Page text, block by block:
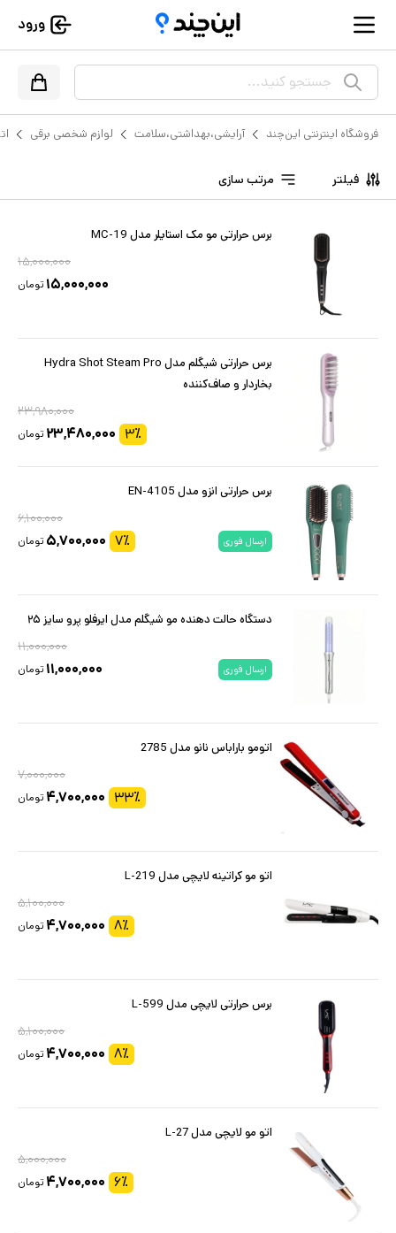
ورود
جستجو کنید...
فروشگاه اینترنتی این‌چند آرایشی،بهداشتی،سلامت لوازم شخصی برقی
فیلتر مرتب سازی
برس حرارتی مو مک استایلر مدل MC-19
۱۵,۰۰۰,۰۰۰
۱۵,۰۰۰,۰۰۰ تومان
برس حرارتی شیگلم مدل Hydra Shot Steam Pro
بخاردار و صاف‌کننده
۲۳,۹۸۰,۰۰۰
۳٪ ۲۳,۴۸۰,۰۰۰ تومان
برس حرارتی انزو مدل EN-4105
۶,۱۰۰,۰۰۰
ارسال فوری ۷٪ ۵,۷۰۰,۰۰۰ تومان
دستگاه حالت دهنده مو شیگلم مدل ایرفلو پرو سایز ۲۵
۱۱,۰۰۰,۰۰۰
ارسال فوری ۱۱,۰۰۰,۰۰۰ تومان
اتومو باراباس نانو مدل 2785
۷,۰۰۰,۰۰۰
۳۳٪ ۴,۷۰۰,۰۰۰ تومان
اتو مو کراتینه لایچی مدل L-219
۵,۱۰۰,۰۰۰
۸٪ ۴,۷۰۰,۰۰۰ تومان
برس حرارتی لایچی مدل L-599
۵,۱۰۰,۰۰۰
۸٪ ۴,۷۰۰,۰۰۰ تومان
اتو مو لایچی مدل L-27
۵,۰۰۰,۰۰۰
۶٪ ۴,۷۰۰,۰۰۰ تومان